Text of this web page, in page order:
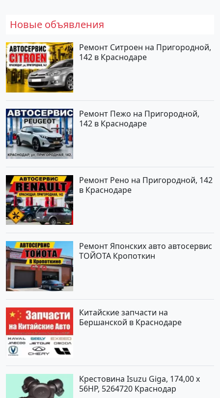
Новые объявления
Ремонт Ситроен на Пригородной,
142 в Краснодаре
Ремонт Пежо на Пригородной,
142 в Краснодаре
Ремонт Рено на Пригородной, 142
в Краснодаре
Ремонт Японских авто автосервис
ТОЙОТА Кропоткин
Китайские запчасти на
Бершанской в Краснодаре
Крестовина Isuzu Giga, 174,00 x
56HP, 5264720 Краснодар